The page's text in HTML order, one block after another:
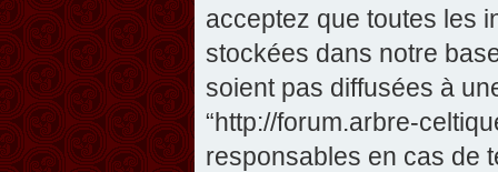
acceptez que toutes les
stockées dans notre
soient pas diffusées à
“http://forum.arbre-
responsables en cas de